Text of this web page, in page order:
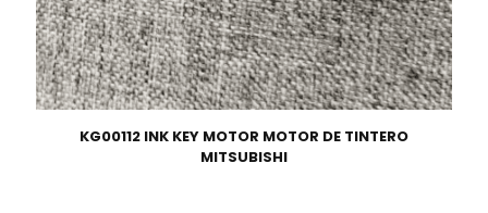
KG00112 INK KEY MOTOR MOTOR DE TINTERO
MITSUBISHI